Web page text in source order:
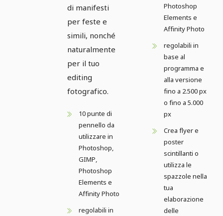
di manifesti
per feste e
simili, nonché
naturalmente
per il tuo
editing
fotografico.
10 punte di
pennello da
utilizzare in
Photoshop,
GIMP,
Photoshop
Elements e
Affinity Photo
regolabili in
Photoshop
Elements e
Affinity Photo
regolabili in
base al
programma e
alla versione
fino a 2.500 px
o fino a 5.000
px
Crea flyer e
poster
scintillanti o
utilizza le
spazzole nella
tua
elaborazione
delle